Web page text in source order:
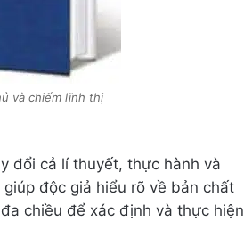
và chiếm lĩnh thị
đổi cả lí thuyết, thực hành và
độc giả hiểu rõ về bản chất
chiều để xác định và thực hiện